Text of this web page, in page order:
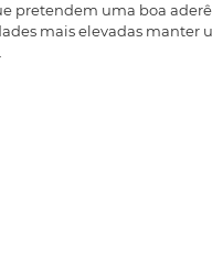
pretendem uma boa
mais elevadas manter